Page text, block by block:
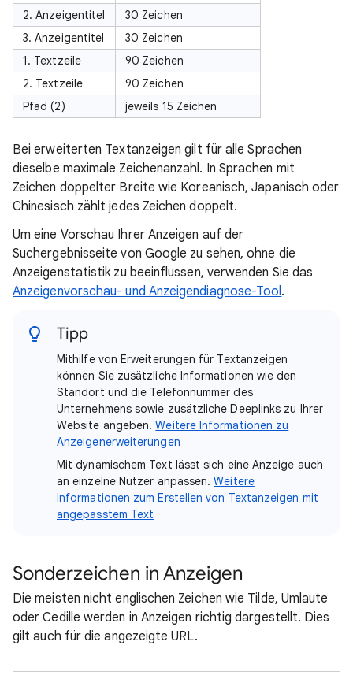
2. Anzeigentitel
30 Zeichen
3. Anzeigentitel
30 Zeichen
1. Textzeile
90 Zeichen
2. Textzeile
90 Zeichen
Pfad (2)
jeweils 15 Zeichen
Bei erweiterten Textanzeigen gilt für alle Sprachen
dieselbe maximale Zeichenanzahl. In Sprachen mit
Zeichen doppelter Breite wie Koreanisch, Japanisch oder
Chinesisch zählt jedes Zeichen doppelt.
Um eine Vorschau Ihrer Anzeigen auf der
Suchergebnisseite von Google zu sehen, ohne die
Anzeigenstatistik zu beeinflussen, verwenden Sie das
Anzeigenvorschau- und Anzeigendiagnose-Tool.
Tipp
Mithilfe von Erweiterungen für Textanzeigen
können Sie zusätzliche Informationen wie den
Standort und die Telefonnummer des
Unternehmens sowie zusätzliche Deeplinks zu Ihrer
Website angeben.Weitere Informationen zu
Anzeigenerweiterungen
Mit dynamischem Text lässt sich eine Anzeige auch
an einzelne Nutzer anpassen.Weitere
Informationen zum Erstellen von Textanzeigen mit
angepasstem Text
Sonderzeichen in Anzeigen
Die meisten nicht englischen Zeichen wie Tilde, Umlaute
oder Cedille werden in Anzeigen richtig dargestellt. Dies
gilt auch für die angezeigte URL.